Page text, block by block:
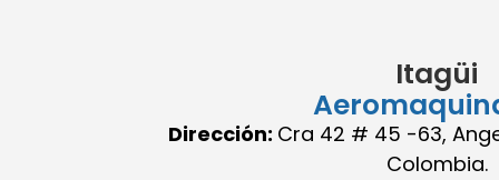
Itagüi
Dirección: Cra 42 # 45 -63,
Colombia.